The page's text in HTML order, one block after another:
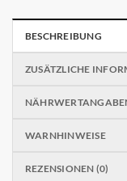
BESCHREIBUNG
ZUSÄTZLICHE
WARNHINWEISE
REZENSIONEN (0)